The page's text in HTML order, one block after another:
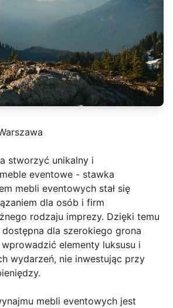
stworzyć unikalny i
eventowe - stawka
mebli eventowych stał się
dla osób i firm
rodzaju imprezy. Dzięki temu
dostępna dla szerokiego grona
elementy luksusu i
wydarzeń, nie inwestując przy
mebli eventowych jest